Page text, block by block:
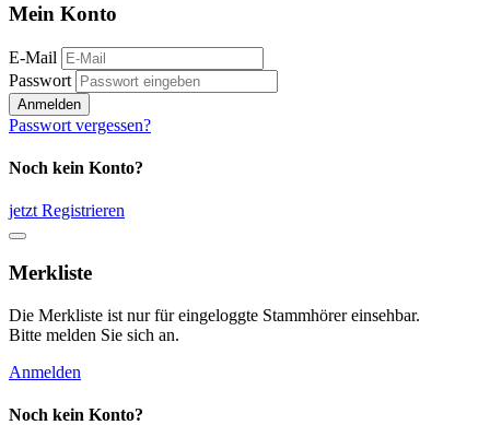
Mein Konto
E-Mail
Passwort
Anmelden
Passwort vergessen?
Noch kein Konto?
jetzt Registrieren
Merkliste
Die Merkliste ist nur für eingeloggte Stammhörer einsehbar.
Bitte melden Sie sich an.
Anmelden
Noch kein Konto?